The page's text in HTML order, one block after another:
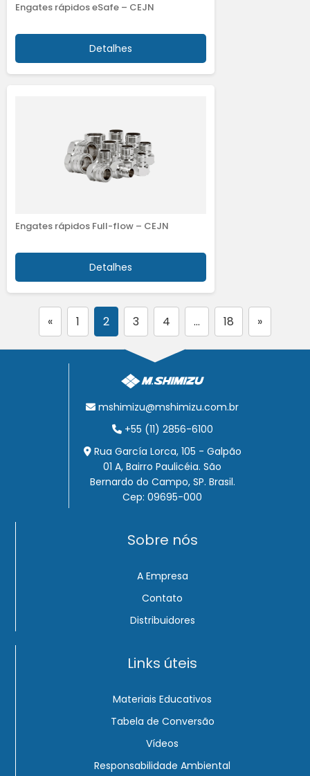
Engates rápidos eSafe – CEJN
Detalhes
Engates rápidos Full-flow – CEJN
Detalhes
« 1 2 3 4 … 18 »
mshimizu@mshimizu.com.br
+55 (11) 2856-6100
Rua García Lorca, 105 - Galpão
01 A, Bairro Paulicéia. São
Bernardo do Campo, SP. Brasil.
Cep: 09695-000
Sobre nós
A Empresa
Contato
Distribuidores
Links úteis
Materiais Educativos
Tabela de Conversão
Vídeos
Responsabilidade Ambiental